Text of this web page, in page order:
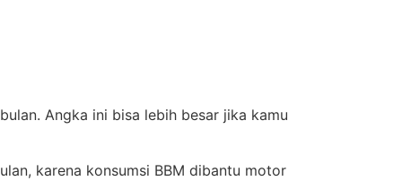
Angka ini bisa lebih besar jika kamu
karena konsumsi BBM dibantu motor